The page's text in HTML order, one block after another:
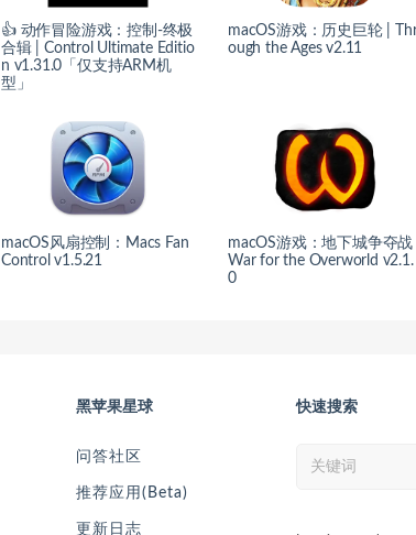
👍 动作冒险游戏：控制-终极
合辑 | Control Ultimate Editio
n v1.31.0「仅支持ARM机
型」
macOS游戏：历史巨轮 |
ough the Ages v2.11
macOS风扇控制：Macs Fan
Control v1.5.21
macOS游戏：地下城争夺战
War for the Overworld v2.1.
0
黑苹果星球
问答社区
推荐应用(Beta)
更新日志
快速搜索